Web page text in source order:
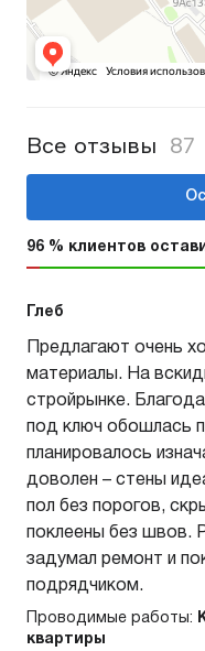
Все отзывы 87
96 % клиентов
Глеб
Предлагают очень
материалы. На
стройрынке.
под ключ обошлась
планировалось
доволен – стены
пол без порогов,
поклеены без
задумал ремонт и
подрядчиком.
Проводимые работы:
квартиры